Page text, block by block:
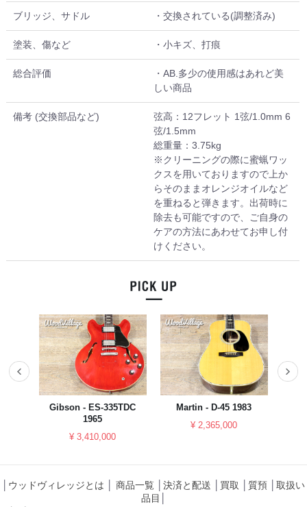
ブリッジ、サドル ・交換されている(調整済み)
塗装、傷など ・小キズ、打痕
総合評価
・AB.多少の使用感はあれど美
しい商品
備考 (交換部品など)
弦高：12フレット 1弦/1.0mm 6
弦/1.5mm
総重量：3.75kg
※クリーニングの際に蜜蝋ワッ
クスを用いておりますので上か
らそのままオレンジオイルなど
を重ねると弾きます。出荷時に
除去も可能ですので、ご自身の
ケアの方法にあわせてお申し付
けください。
Gibson - ES-335TDC
1965
¥ 3,410,000
Martin - D-45 1983
¥ 2,365,000
ウッドヴィレッジとは 商品一覧 決済と配送 買取 質預
取扱い
品目